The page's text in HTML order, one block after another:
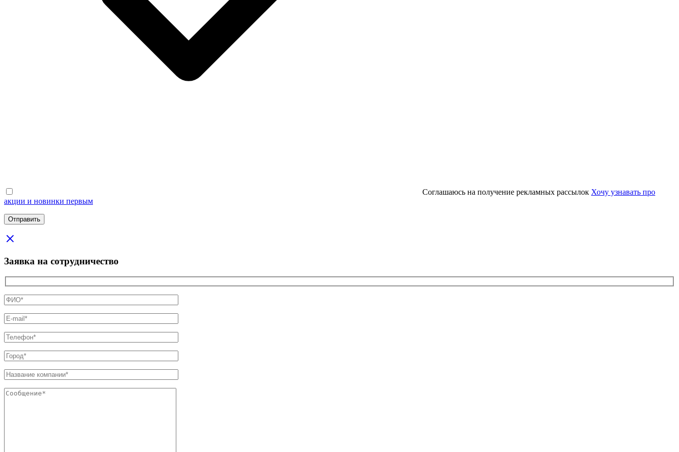
Соглашаюсь на получение рекламных рассылок Хочу узнавать про
акции и новинки первым
Заявка на сотрудничество